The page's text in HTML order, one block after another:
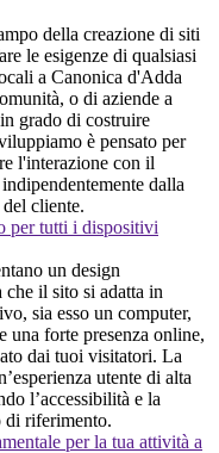
della creazione di siti
le esigenze di qualsiasi
a Canonica d'Adda
o di aziende a
grado di costruire
è pensato per
l'interazione con il
dalla
cliente.
per tutti i dispositivi
un design
il sito si adatta in
sia esso un computer,
una forte presenza online,
dai tuoi visitatori. La
utente di alta
l’accessibilità e la
di riferimento.
per la tua attività a